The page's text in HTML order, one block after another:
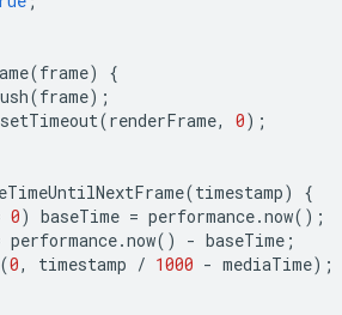
(frame)
{
(frame);
setTimeout(renderFrame, 0);
(timestamp)
{
0) baseTime = performance.now();
performance.now() - baseTime ;
(0, timestamp / 1000 - mediaTime);